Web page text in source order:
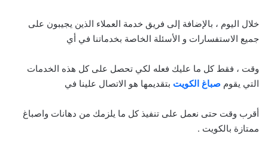
خلال اليوم ، بالإضافة إلى فريق خدمة العملاء الذين يجيبون على
جميع الاستفسارات و الأسئلة الخاصة بخدماتنا في أي
وقت ، فقط كل ما عليك فعله لكي تحصل على كل هذه الخدمات
التي يقوم صباغ الكويت بتقديمها هو الاتصال علينا في
أقرب وقت حتى نعمل على تنفيذ كل ما يلزمك من دهانات واصباغ
ممتازة بالكويت .